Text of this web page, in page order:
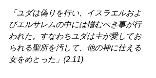
「ユダは偽りを行い、イスラエルおよ
びエルサレムの中には憎むべき事が行
われた。すなわちユダは主が愛してお
られる聖所を汚して、他の神に仕える
女をめとった」(2.11)